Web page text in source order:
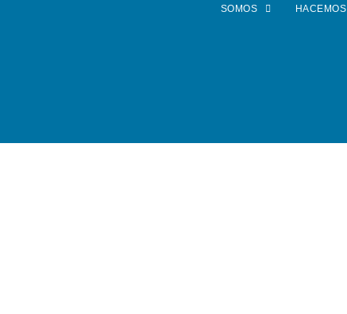
SOMOS HACEMOS